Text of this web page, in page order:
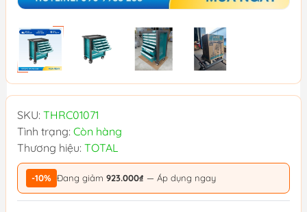
SKU: THRC01071
Tình trạng: Còn hàng
Thương hiệu: TOTAL
-10% Đang giảm 923.000₫ — Áp dụng ngay